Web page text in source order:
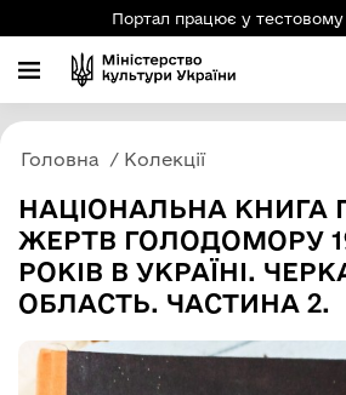
Портал працює у
Головна Колекції
НАЦІОНАЛЬНА КНИГА
ЖЕРТВ ГОЛОДОМОРУ
РОКІВ В УКРАЇНІ.
ОБЛАСТЬ. ЧАСТИНА 2.